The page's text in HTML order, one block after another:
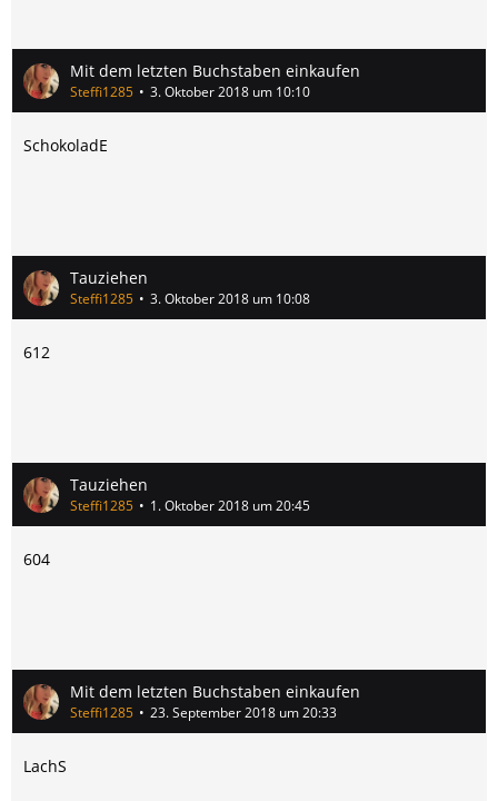
Mit dem letzten Buchstaben einkaufen
Steffi1285 3. Oktober 2018 um 10:10
SchokoladE
Tauziehen
Steffi1285 3. Oktober 2018 um 10:08
612
Tauziehen
Steffi1285 1. Oktober 2018 um 20:45
604
Mit dem letzten Buchstaben einkaufen
Steffi1285 23. September 2018 um 20:33
LachS